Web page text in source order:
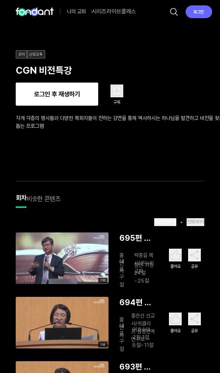
나의 교회 시리즈라이브클래스 로그인
강의 신앙교육
CGN 비전특강
로그인 후 재생하기
구독
각계 각층의 명사들과 다양한 목회자들이 전하는 강연을 통해 역사하시는 하나님을 발견하고 비전을
돕는 프로그램
회차비슷한 콘텐츠
첫화부터
31분
695편 나
어라
출
연
자
박종길 목
사/온누리
교회
대
표
구
절
잠언 11장
24절
~25절
좋아요 공유
25분
694편 이
미 주심(2)
출
연
자
홍은선 선교
사/위클리
프 성경번역
연구회
대
표
구
절
여호수아
2장 1절,
8절~11절
좋아요 공유
693편 이